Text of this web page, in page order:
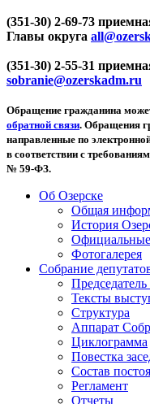
(351-30) 2-69-73
Главы округа
(351-30) 2-55-31
sobranie@ozerskadm.ru
Обращение гражданина
обратной связи. Обращения
направленные по
в соответствии с
№ 59-ФЗ.
Об Озерске
Общая
История
Фотогалерея
Собрание
Тексты
Структура
Аппарат
Циклограмма
Повестка
Состав
Регламент
Отчеты